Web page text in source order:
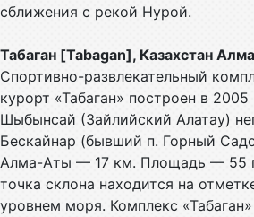
сближения с рекой Нурой.
Табаган [Tabagan], Казахстан
Спортивно-развлекательный
курорт «Табаган» построен в
Шыбынсай (Зайлийский Алатау)
Бескайнар (бывший п. Горный
Алма-Аты — 17 км. Площадь — 55
точка склона находится на
уровнем моря. Комплекс